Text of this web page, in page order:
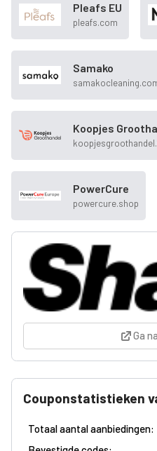
Pleafs EU
pleafs.com
Samako
Koopjes
PowerCure
powercure.shop
Ga
Couponstatistieken
Totaal aantal aanbiedingen: